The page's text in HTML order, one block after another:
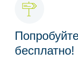
бесплатно!